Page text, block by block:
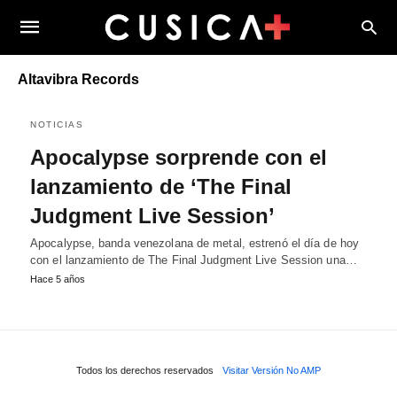
Altavibra Records
NOTICIAS
Apocalypse sorprende con el
lanzamiento de ‘The Final
Judgment Live Session’
Apocalypse, banda venezolana de metal, estrenó el día de hoy
con el lanzamiento de The Final Judgment Live Session una…
Hace 5 años
Todos los derechos reservados Visitar Versión No AMP